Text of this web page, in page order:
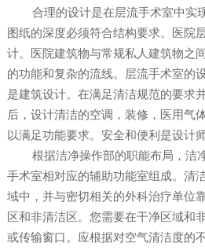
合理的设计是在层流手术室中实
图纸的深度必须符合结构要求。医院
计。医院建筑物与常规私人建筑物之
的功能和复杂的流线。层流手术室的
是建筑设计。在满足清洁规范的要求
后，设计清洁的空调，装修，医用气
以满足功能要求。安全和便利是设计
根据洁净操作部的职能布局，洁
手术室相对应的辅助功能室组成。清
域中，并与密切相关的外科治疗单位
区和非清洁区。您需要在干净区域和
或传输窗口。应根据对空气清洁度的